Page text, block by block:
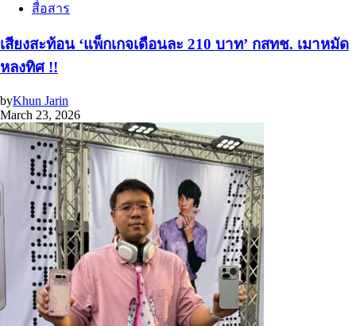
สื่อสาร
เสียงสะท้อน ‘แพ็กเกจเดือนละ 210 บาท’ กสทช. เมาหมัด
หลงทิศ !!
byKhun Jarin
March 23, 2026